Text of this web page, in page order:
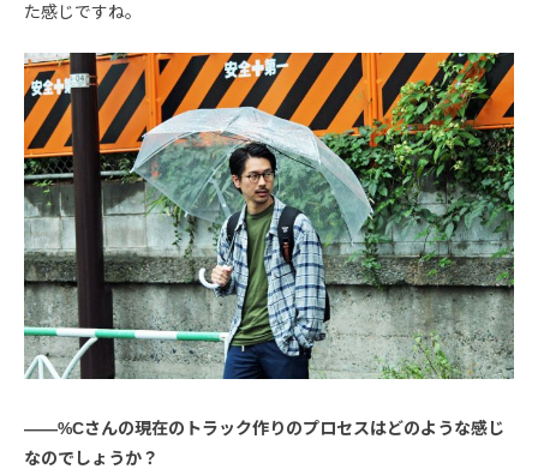
た感じですね。
――%Cさんの現在のトラック作りのプロセスはどのような感じ
なのでしょうか？